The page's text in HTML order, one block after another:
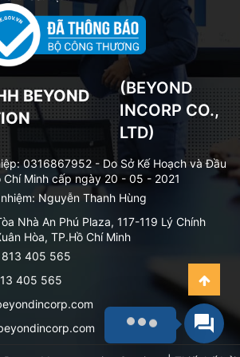
BEYOND
(BEYOND
INCORP CO.,
LTD)
0316867952 - Do Sở Kế Hoạch và Đầu
Chí Minh cấp ngày 20 - 05 - 2021
Nguyễn Thanh Hùng
Nhà An Phú Plaza, 117-119 Lý Chính
Hòa, TP.Hồ Chí Minh
405 565
405 565